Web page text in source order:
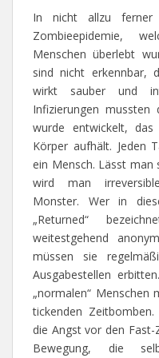
In nicht allzu ferner
Zombieepidemie,
Menschen überlebt
sind nicht erkennbar,
wirkt sauber und
Infizierungen mussten
wurde entwickelt,
Körper aufhält. Jeden
ein Mensch. Lässt man
wird man
Monster. Wer in
„Returned“
weitestgehend
müssen sie
Ausgabestellen
„normalen“ Menschen
tickenden
die Angst vor den
Bewegung, die